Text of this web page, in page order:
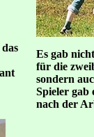
Es gab
für die
sondern
Spieler gab
nach der